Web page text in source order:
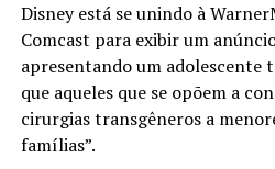
Disney está se unindo à
Comcast para exibir um
apresentando um adolescente
que aqueles que se opõem a
cirurgias transgêneros a
famílias”.